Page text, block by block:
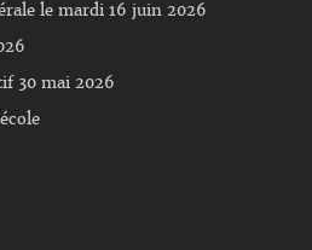
le mardi 16 juin 2026
30 mai 2026